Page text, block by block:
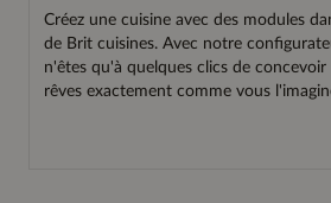
Créez une cuisine avec des modules
de Brit cuisines. Avec notre
n'êtes qu'à quelques clics de concevoir
rêves exactement comme vous